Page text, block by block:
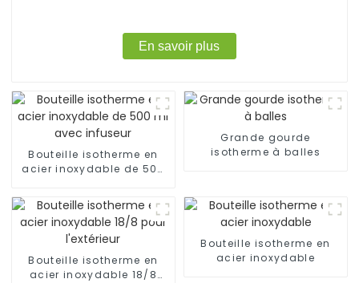
En savoir plus
Bouteille isotherme en
acier inoxydable de 500
Grande gourde
isotherme à balles
Bouteille isotherme en
acier inoxydable 18/8
Bouteille isotherme en
acier inoxydable